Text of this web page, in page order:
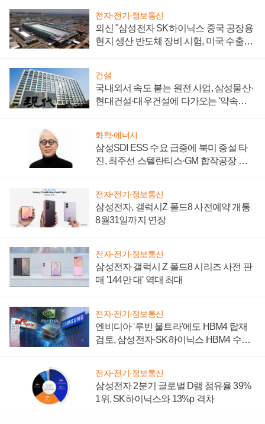
전자·전기·정보통신
외신 "삼성전자 SK하이닉스 중국 공장용
현지 생산 반도체 장비 시험, 미국 수출통
건설
국내외서 속도 붙는 원전 사업, 삼성물산·
현대건설·대우건설에 다가오는 '약속의
화학·에너지
삼성SDI ESS 수요 급증에 북미 증설 타
진, 최주선 스텔란티스·GM 합작공장 건
전자·전기·정보통신
삼성전자, 갤럭시Z 폴드8 사전예약 개통
8월31일까지 연장
전자·전기·정보통신
삼성전자 갤럭시 Z 폴드8 시리즈 사전 판
매 '144만 대' 역대 최대
전자·전기·정보통신
엔비디아 '루빈 울트라'에도 HBM4 탑재
검토, 삼성전자·SK하이닉스 HBM4 수율
전자·전기·정보통신
삼성전자 2분기 글로벌 D램 점유율 39%
1위, SK하이닉스와 13%p 격차